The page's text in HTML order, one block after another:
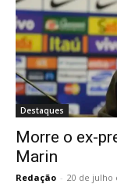
Destaques
Morre o ex-
Marin
Redação - 20 de julho